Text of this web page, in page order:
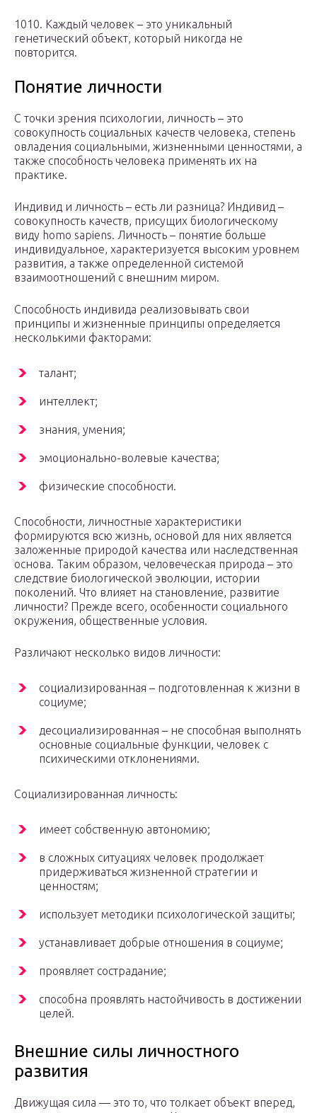
1010. Каждый человек – это уникальный
генетический объект, который никогда не
повторится.
Понятие личности
С точки зрения психологии, личность – это
совокупность социальных качеств человека, степень
овладения социальными, жизненными ценностями, а
также способность человека применять их на
практике.
Индивид и личность – есть ли разница? Индивид –
совокупность качеств, присущих биологическому
виду homo sapiens. Личность – понятие больше
индивидуальное, характеризуется высоким уровнем
развития, а также определенной системой
взаимоотношений с внешним миром.
Способность индивида реализовывать свои
принципы и жизненные принципы определяется
несколькими факторами:
талант;
интеллект;
знания, умения;
эмоционально-волевые качества;
физические способности.
Способности, личностные характеристики
формируются всю жизнь, основой для них является
заложенные природой качества или наследственная
основа. Таким образом, человеческая природа – это
следствие биологической эволюции, истории
поколений. Что влияет на становление, развитие
личности? Прежде всего, особенности социального
окружения, общественные условия.
Различают несколько видов личности:
социализированная – подготовленная к жизни в
социуме;
десоциализированная – не способная выполнять
основные социальные функции, человек с
психическими отклонениями.
Социализированная личность:
имеет собственную автономию;
в сложных ситуациях человек продолжает
придерживаться жизненной стратегии и
ценностям;
использует методики психологической защиты;
устанавливает добрые отношения в социуме;
проявляет сострадание;
способна проявлять настойчивость в достижении
целей.
Внешние силы личностного
развития
Движущая сила — это то, что толкает объект вперед,